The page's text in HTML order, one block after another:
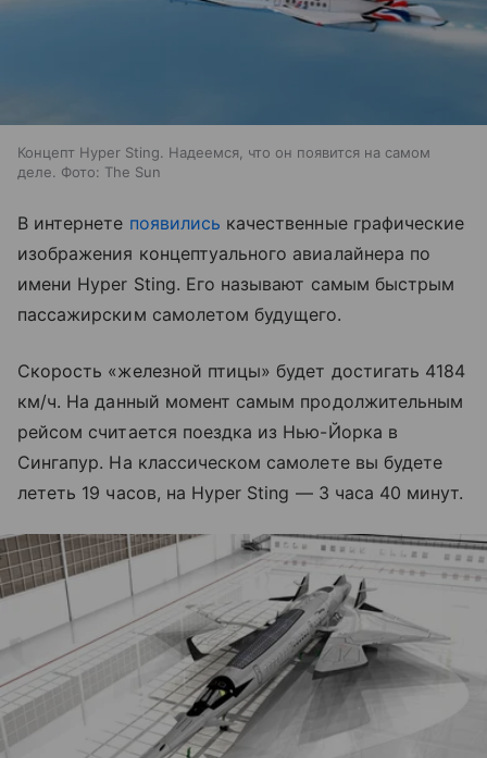
Концепт Hyper Sting. Надеемся, что он появится на самом
деле. Фото: The Sun
В интернете появились качественные графические
изображения концептуального авиалайнера по
имени Hyper Sting. Его называют самым быстрым
пассажирским самолетом будущего.
Скорость «железной птицы» будет достигать 4184
км/ч. На данный момент самым продолжительным
рейсом считается поездка из Нью-Йорка в
Сингапур. На классическом самолете вы будете
лететь 19 часов, на Hyper Sting — 3 часа 40 минут.